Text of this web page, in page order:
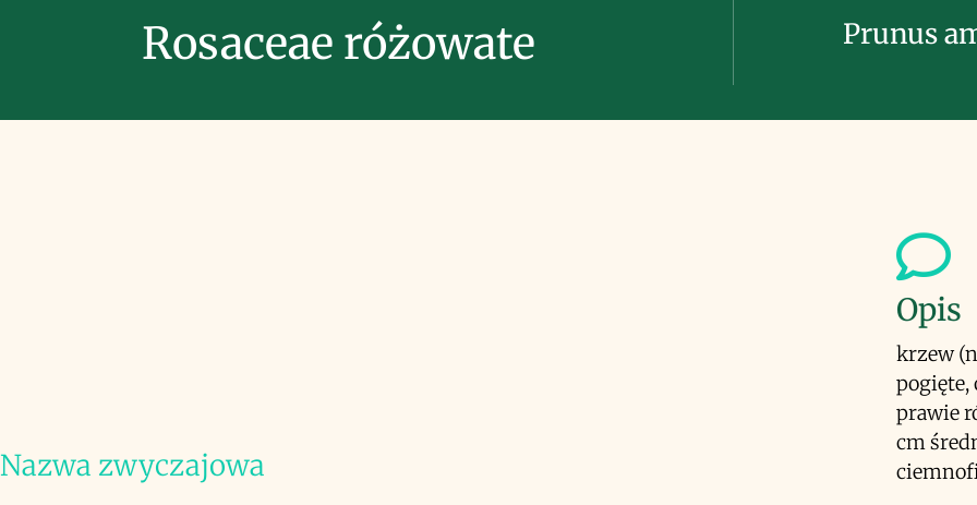
Rosaceae różowate Prunus
Nazwa zwyczajowa
Opis
krzew
pogięte,
prawie
cm